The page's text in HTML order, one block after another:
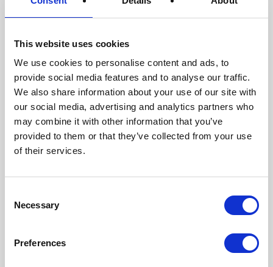
This website uses cookies
We use cookies to personalise content and ads, to
provide social media features and to analyse our traffic.
We also share information about your use of our site with
our social media, advertising and analytics partners who
may combine it with other information that you’ve
provided to them or that they’ve collected from your use
of their services.
Selection
Necessary
Preferences
ochrana
Balíček PaperFoam® snižuje hmotnost až o 40 % ve
srovnání s běžným balením produktů. Nicméně
skutečnost, že PaperFoam® je tak lehký, neznamená,
že váš produkt nebude chráněn. Právě naopak:
biodegradovatelné balení PaperFoam® vytváří kolem
srovnání s běžným balením. Čtěte více o naší
Upřesněte své balení